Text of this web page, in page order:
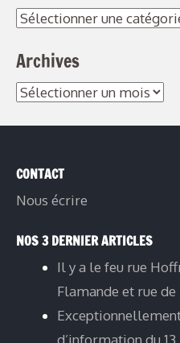
Archives
CONTACT
Nous écrire
NOS 3 DERNIER ARTICLES
Il y a le feu rue
Flamande et rue
d’information du